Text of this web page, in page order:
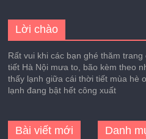
Lời chào
Rất vui khi các bạn ghé thăm
tiết Hà Nội mưa to, bão kèm theo
thấy lạnh giữa cái thời tiết mùa hè
lạnh đang bật hết công xuất
Bài viết mới Danh